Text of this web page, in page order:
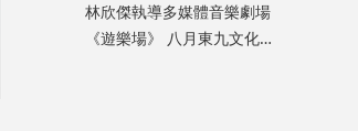
林欣傑執導多媒體音樂劇場
《遊樂場》 八月東九文化中